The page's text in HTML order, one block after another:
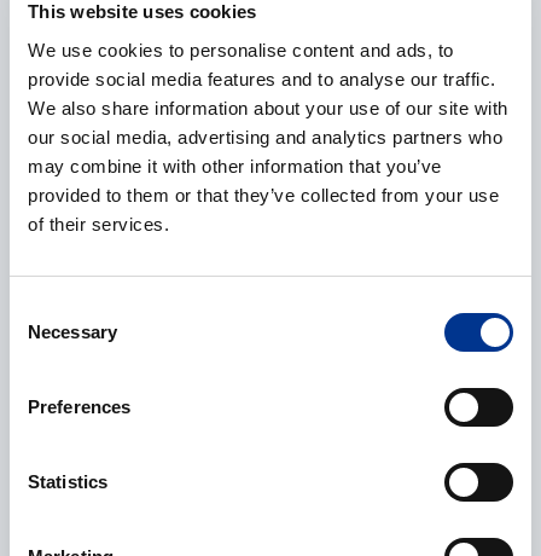
This website uses cookies
We use cookies to personalise content and ads, to
provide social media features and to analyse our traffic.
We also share information about your use of our site with
our social media, advertising and analytics partners who
may combine it with other information that you’ve
provided to them or that they’ve collected from your use
of their services.
Selection
Necessary
Preferences
Statistics
E-post *
Telefonnummer
Ytterligere informasjon
Behandling av personopplysninger